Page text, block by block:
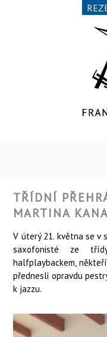
TŘÍDNÍ
MARTINA
V úterý 21. května se v
saxofonisté ze
halfplaybackem,
přednesli opravdu
k jazzu.